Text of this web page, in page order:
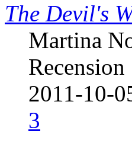
The Devil's
Martina
Recension
2011-10-
3